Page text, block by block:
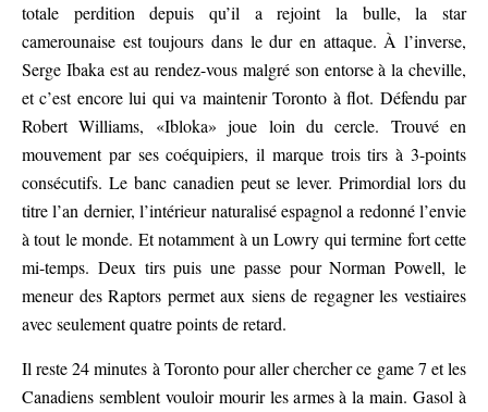
totale perdition depuis qu’il a rejoint la bulle, la star
camerounaise est toujours dans le dur en attaque. À l’inverse,
Serge Ibaka est au rendez-vous malgré son entorse à la cheville,
et c’est encore lui qui va maintenir Toronto à flot. Défendu par
Robert Williams, «Ibloka» joue loin du cercle. Trouvé en
mouvement par ses coéquipiers, il marque trois tirs à 3-points
consécutifs. Le banc canadien peut se lever. Primordial lors du
titre l’an dernier, l’intérieur naturalisé espagnol a redonné l’envie
à tout le monde. Et notamment à un Lowry qui termine fort cette
mi-temps. Deux tirs puis une passe pour Norman Powell, le
meneur des Raptors permet aux siens de regagner les vestiaires
avec seulement quatre points de retard.
Il reste 24 minutes à Toronto pour aller chercher ce game 7 et les
Canadiens semblent vouloir mourir les armes à la main. Gasol à